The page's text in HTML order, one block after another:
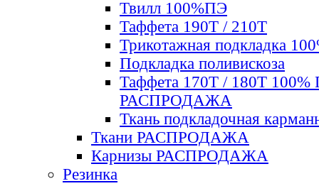
Твилл 100%ПЭ
Таффета 190Т / 210Т
Трикотажная подкладка
Подкладка поливискоза
Таффета 170Т / 180Т 100%
РАСПРОДАЖА
Ткань подкладочная
Ткани РАСПРОДАЖА
Карнизы РАСПРОДАЖА
Резинка